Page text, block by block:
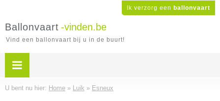
Ik verzorg een ballonvaart
Ballonvaart -vinden.be
Vind een ballonvaart bij u in de buurt!
U bent nu hier: Home » Luik » Esneux